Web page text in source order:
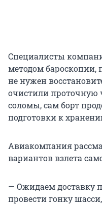
Специалисты
методом
не нужен
очистили проточную
соломы, сам борт
подготовки к
Авиакомпания
вариантов взлета
— Ожидаем доставку
провести гонку